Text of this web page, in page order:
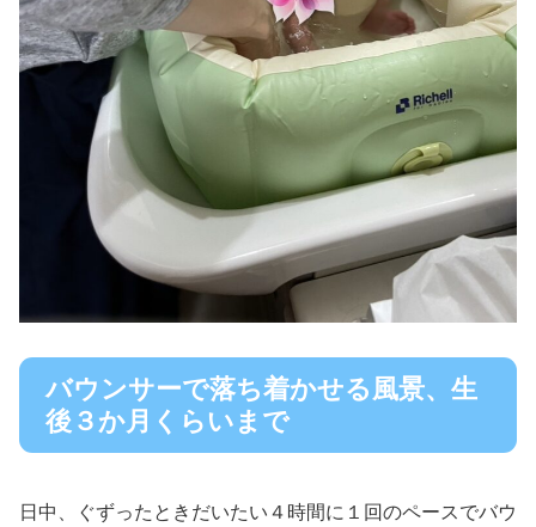
バウンサーで落ち着かせる風景、生
後３か月くらいまで
日中、ぐずったときだいたい４時間に１回のペースでバウ